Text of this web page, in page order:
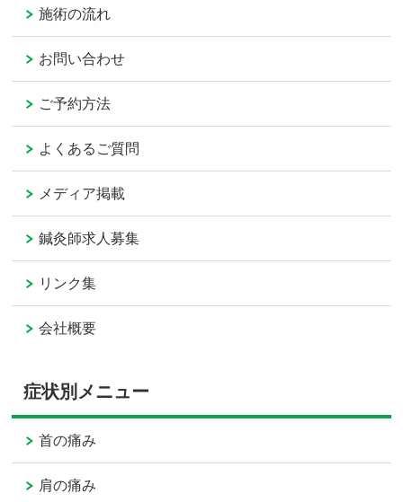
施術の流れ
お問い合わせ
ご予約方法
よくあるご質問
メディア掲載
鍼灸師求人募集
リンク集
会社概要
症状別メニュー
首の痛み
肩の痛み